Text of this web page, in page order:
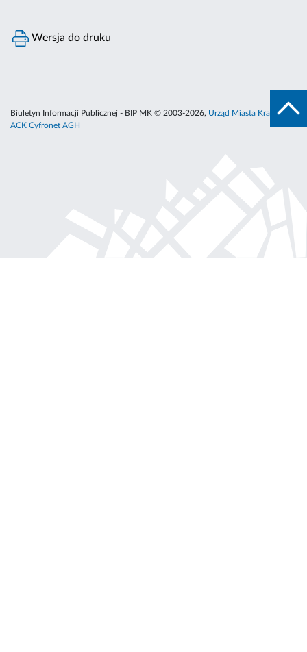
Wersja do druku
Biuletyn Informacji Publicznej - BIP MK © 2003-2026, Urząd Miasta Krakowa
ACK Cyfronet AGH